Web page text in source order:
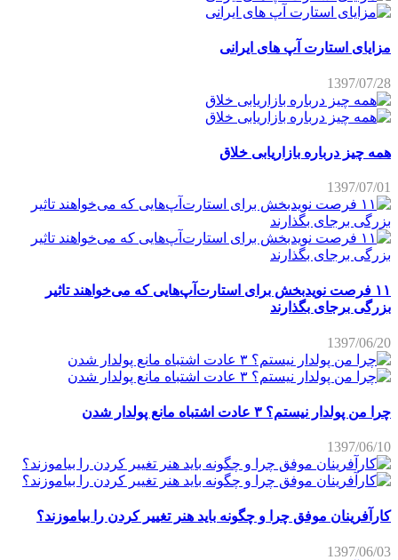
مزایای استارت آپ های ایرانی
1397/07/28
همه چیز درباره بازاریابی خلاق
1397/07/01
۱۱ فرصت نویدبخش برای استارت‌آپ‌هایی که می‌خواهند تاثیر
بزرگی برجای بگذارند
1397/06/20
چرا من پولدار نیستم؟ ۳ عادت اشتباه مانع پولدار شدن
1397/06/10
کارآفرینان موفق چرا و چگونه باید هنر تغییر کردن را بیاموزند؟
1397/06/03